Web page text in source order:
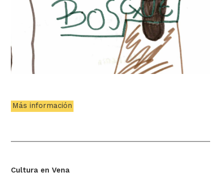
Más información
Cultura en Vena